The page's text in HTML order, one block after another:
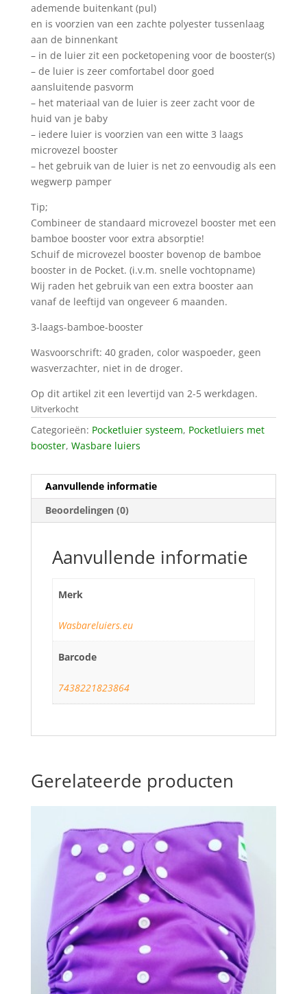
ademende buitenkant (pul)
en is voorzien van een zachte polyester tussenlaag
aan de binnenkant
– in de luier zit een pocketopening voor de booster(s)
– de luier is zeer comfortabel door goed
aansluitende pasvorm
– het materiaal van de luier is zeer zacht voor de
huid van je baby
– iedere luier is voorzien van een witte 3 laags
microvezel booster
– het gebruik van de luier is net zo eenvoudig als een
wegwerp pamper
Tip;
Combineer de standaard microvezel booster met een
bamboe booster voor extra absorptie!
Schuif de microvezel booster bovenop de bamboe
booster in de Pocket. (i.v.m. snelle vochtopname)
Wij raden het gebruik van een extra booster aan
vanaf de leeftijd van ongeveer 6 maanden.
3-laags-bamboe-booster
Wasvoorschrift: 40 graden, color waspoeder, geen
wasverzachter, niet in de droger.
Op dit artikel zit een levertijd van 2-5 werkdagen.
Uitverkocht
Categorieën: Pocketluier systeem, Pocketluiers met
booster, Wasbare luiers
Aanvullende informatie
Beoordelingen (0)
Aanvullende informatie
Merk
Wasbareluiers.eu
Barcode
7438221823864
Gerelateerde producten